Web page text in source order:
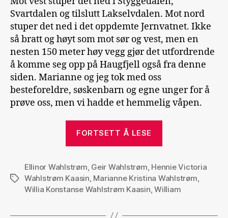
Svartdalen og tilslutt Lakselvdalen. Mot nord
stuper det ned i det oppdemte Jernvatnet. Ikke
så bratt og høyt som mot sør og vest, men en
nesten 150 meter høy vegg gjør det utfordrende
å komme seg opp på Haugfjell også fra denne
siden. Marianne og jeg tok med oss
besteforeldre, søskenbarn og egne unger for å
prøve oss, men vi hadde et hemmelig våpen.
FORTSETT Å LESE
Stikkord
Ellinor Wahlstrøm, Geir Wahlstrøm, Hennie Victoria
Wahlstrøm Kaasin, Marianne Kristina Wahlstrøm,
Willia Konstanse Wahlstrøm Kaasin,William